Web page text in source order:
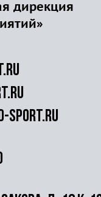
дирекция
sport.ru